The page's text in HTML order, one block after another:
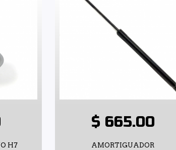
H7
$ 665.00
AMORTIGUADOR